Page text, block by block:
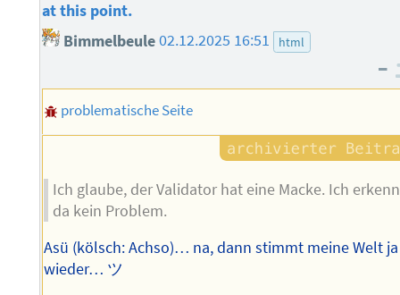
at this point.
Bimmelbeule02.12.2025 16:51 html
–
problematische Seite
Ich glaube, der Validator hat eine Macke. Ich
da kein Problem.
Asü (kölsch: Achso)… na, dann stimmt meine Welt ja
wieder… ツ